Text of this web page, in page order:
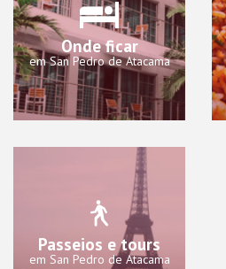
Onde ficar
em San Pedro de Atacama
Passeios e tours
em San Pedro de Atacama